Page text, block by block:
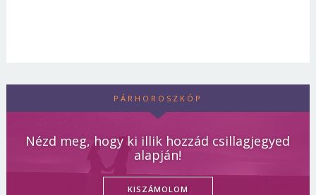
PÁRHOROSZKÓP
Nézd meg, hogy ki illik hozzád csillagjegyed
alapján!
KISZÁMOLOM